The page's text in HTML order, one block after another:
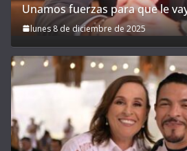
Unamos fuerzas para que le
lunes 8 de diciembre de 2025